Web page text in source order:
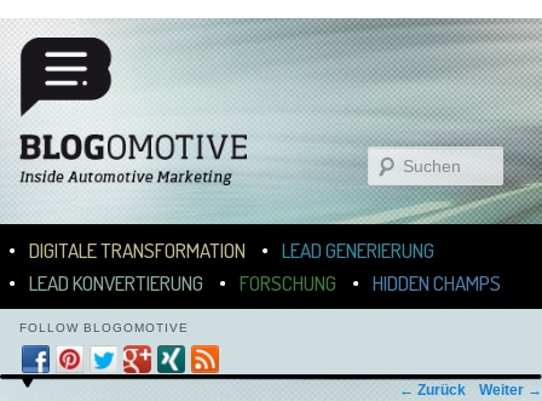
Suchen
ZUM INHALT WECHSELN
ZUM SEKUNDÄREN INHALT WECHSELN
DIGITALE TRANSFORMATION
LEAD GENERIERUNG
LEAD KONVERTIERUNG
FORSCHUNG HIDDEN CHAMPS
FOLLOW BLOGOMOTIVE
Bilder-Navigation ← Zurück Weiter →